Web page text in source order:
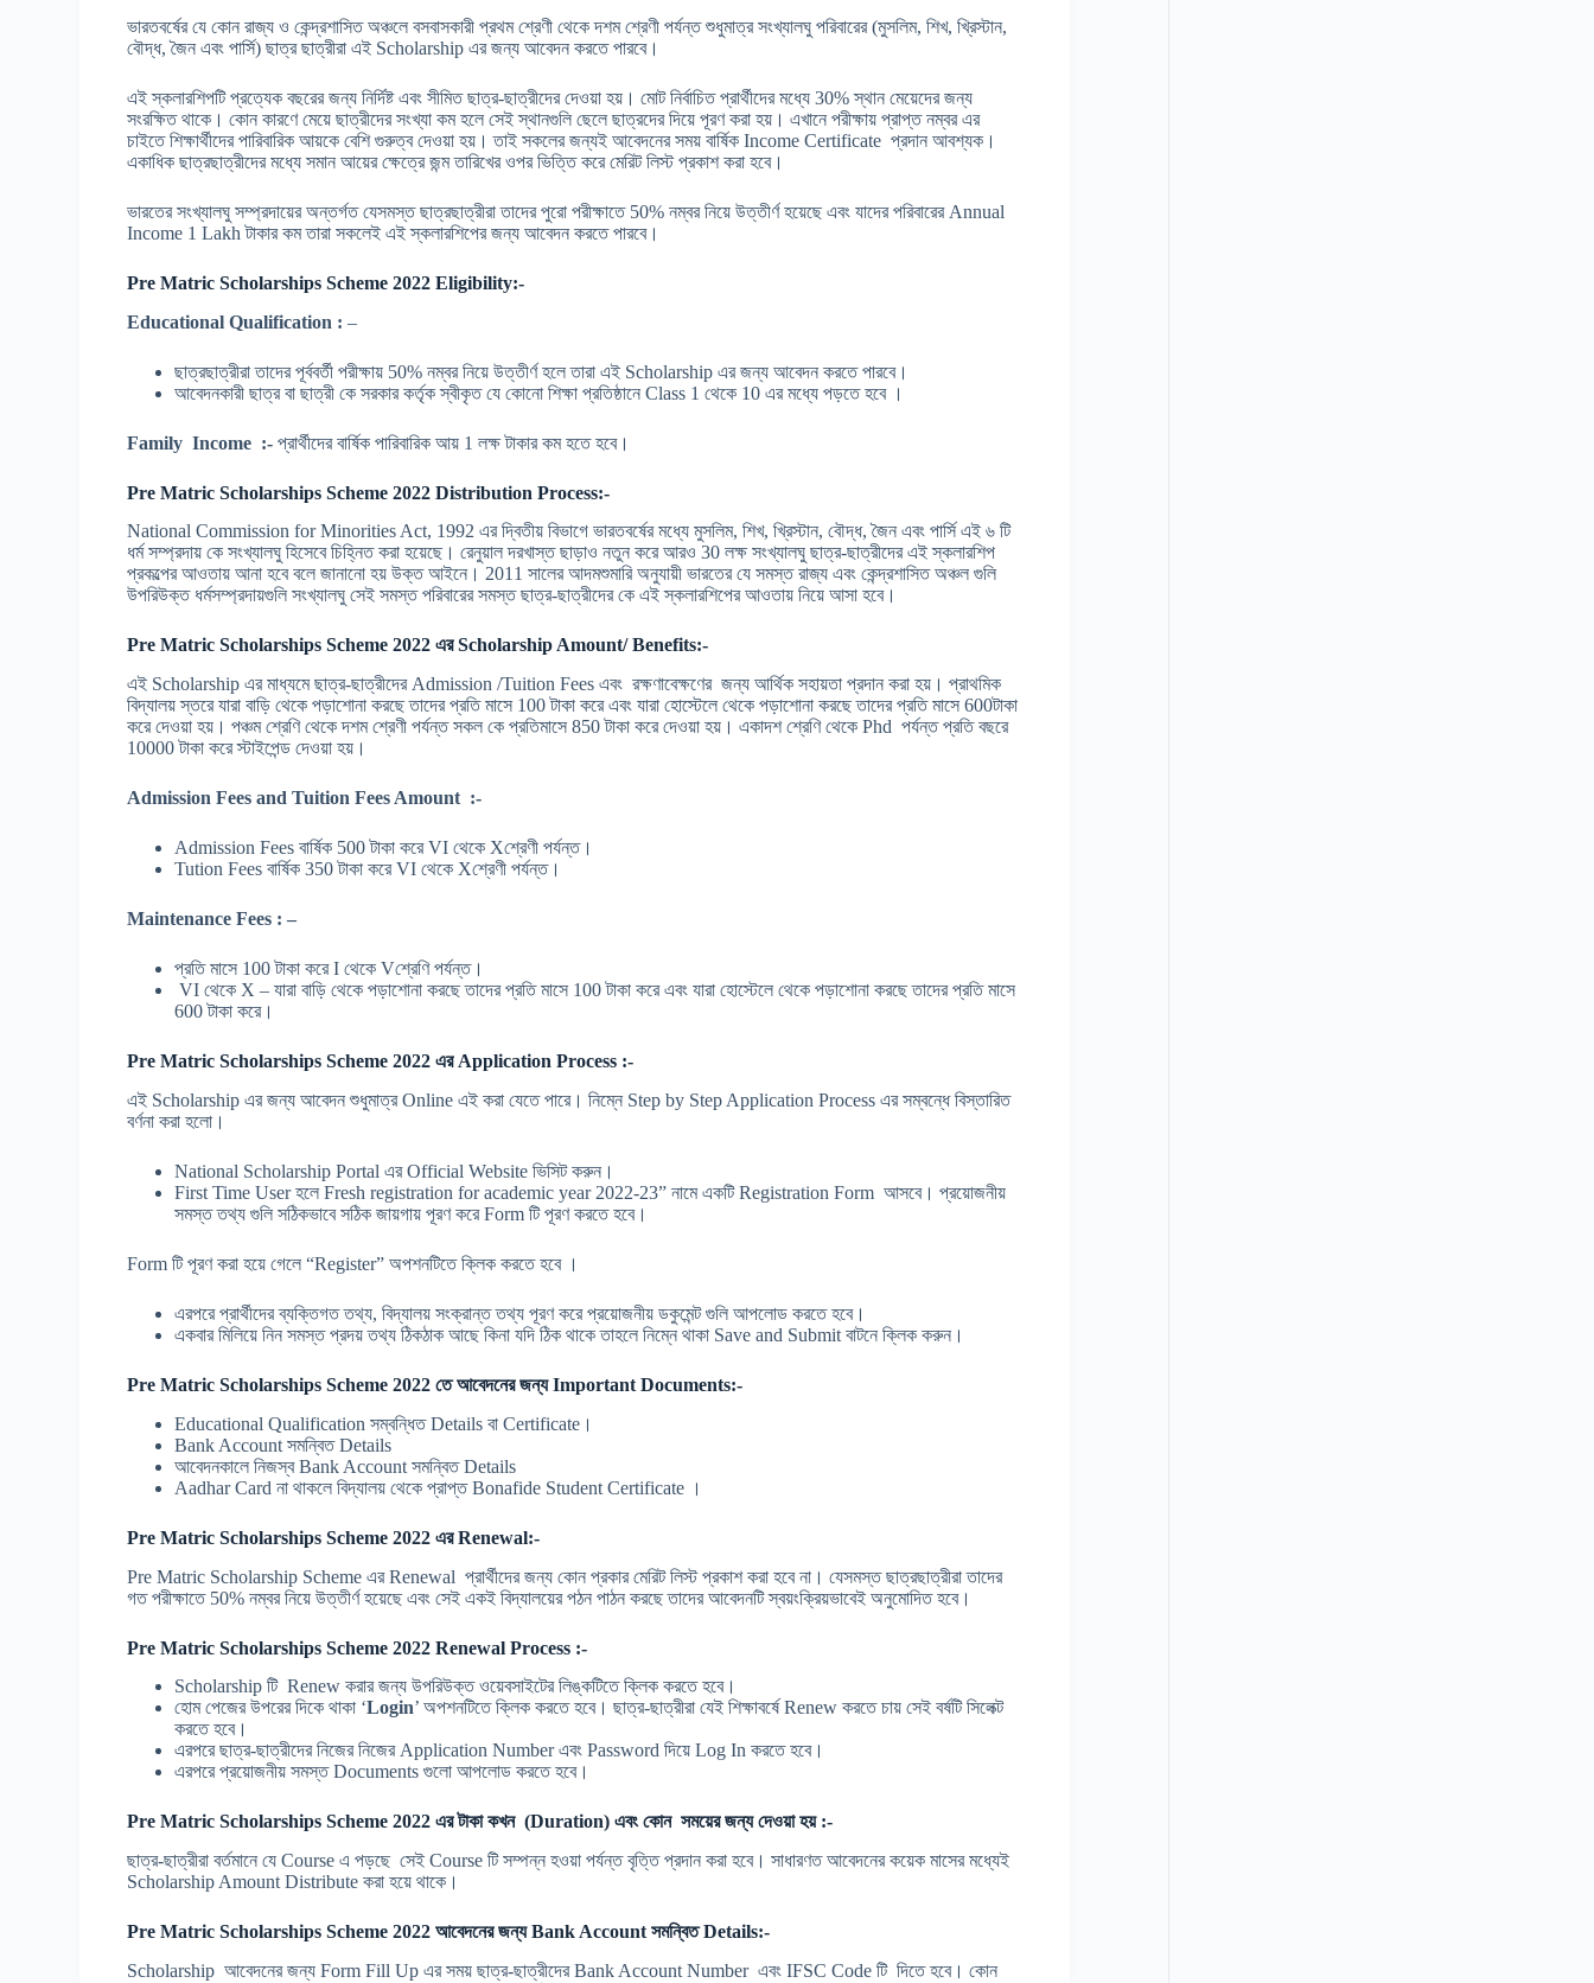
ভারতবর্ষের যে কোন রাজ্য ও কেন্দ্রশাসিত অঞ্চলে বসবাসকারী প্রথম শ্রেণী থেকে দশম শ্রেণী পর্যন্ত শুধুমাত্র সংখ্যালঘু পরিবারের (মুসলিম, শিখ, খ্রিস্টান,
বৌদ্ধ, জৈন এবং পার্সি) ছাত্র ছাত্রীরা এই Scholarship এর জন্য আবেদন করতে পারবে।
এই স্কলারশিপটি প্রত্যেক বছরের জন্য নির্দিষ্ট এবং সীমিত ছাত্র-ছাত্রীদের দেওয়া হয়। মোট নির্বাচিত প্রার্থীদের মধ্যে 30% স্থান মেয়েদের জন্য
সংরক্ষিত থাকে। কোন কারণে মেয়ে ছাত্রীদের সংখ্যা কম হলে সেই স্থানগুলি ছেলে ছাত্রদের দিয়ে পূরণ করা হয়। এখানে পরীক্ষায় প্রাপ্ত নম্বর এর
চাইতে শিক্ষার্থীদের পারিবারিক আয়কে বেশি গুরুত্ব দেওয়া হয়। তাই সকলের জন্যই আবেদনের সময় বার্ষিক Income Certificate প্রদান আবশ্যক।
একাধিক ছাত্রছাত্রীদের মধ্যে সমান আয়ের ক্ষেত্রে জন্ম তারিখের ওপর ভিত্তি করে মেরিট লিস্ট প্রকাশ করা হবে।
ভারতের সংখ্যালঘু সম্প্রদায়ের অন্তর্গত যেসমস্ত ছাত্রছাত্রীরা তাদের পুরো পরীক্ষাতে 50% নম্বর নিয়ে উত্তীর্ণ হয়েছে এবং যাদের পরিবারের Annual
Income 1 Lakh টাকার কম তারা সকলেই এই স্কলারশিপের জন্য আবেদন করতে পারবে।
Pre Matric Scholarships Scheme 2022 Eligibility:-
Educational Qualification :–
ছাত্রছাত্রীরা তাদের পূর্ববর্তী পরীক্ষায় 50% নম্বর নিয়ে উত্তীর্ণ হলে তারা এই Scholarship এর জন্য আবেদন করতে পারবে।
আবেদনকারী ছাত্র বা ছাত্রী কে সরকার কর্তৃক স্বীকৃত যে কোনো শিক্ষা প্রতিষ্ঠানে Class 1 থেকে 10 এর মধ্যে পড়তে হবে ।
Family Income :- প্রার্থীদের বার্ষিক পারিবারিক আয় 1 লক্ষ টাকার কম হতে হবে।
Pre Matric Scholarships Scheme 2022 Distribution Process:-
National Commission for Minorities Act, 1992 এর দ্বিতীয় বিভাগে ভারতবর্ষের মধ্যে মুসলিম, শিখ, খ্রিস্টান, বৌদ্ধ, জৈন এবং পার্সি এই ৬ টি
ধর্ম সম্প্রদায় কে সংখ্যালঘু হিসেবে চিহ্নিত করা হয়েছে। রেনুয়াল দরখাস্ত ছাড়াও নতুন করে আরও 30 লক্ষ সংখ্যালঘু ছাত্র-ছাত্রীদের এই স্কলারশিপ
প্রকল্পের আওতায় আনা হবে বলে জানানো হয় উক্ত আইনে। 2011 সালের আদমশুমারি অনুযায়ী ভারতের যে সমস্ত রাজ্য এবং কেন্দ্রশাসিত অঞ্চল গুলি
উপরিউক্ত ধর্মসম্প্রদায়গুলি সংখ্যালঘু সেই সমস্ত পরিবারের সমস্ত ছাত্র-ছাত্রীদের কে এই স্কলারশিপের আওতায় নিয়ে আসা হবে।
Pre Matric Scholarships Scheme 2022 এর Scholarship Amount/ Benefits:-
এই Scholarship এর মাধ্যমে ছাত্র-ছাত্রীদের Admission /Tuition Fees এবং রক্ষণাবেক্ষণের জন্য আর্থিক সহায়তা প্রদান করা হয়। প্রাথমিক
বিদ্যালয় স্তরে যারা বাড়ি থেকে পড়াশোনা করছে তাদের প্রতি মাসে 100 টাকা করে এবং যারা হোস্টেলে থেকে পড়াশোনা করছে তাদের প্রতি মাসে 600টাকা
করে দেওয়া হয়। পঞ্চম শ্রেণি থেকে দশম শ্রেণী পর্যন্ত সকল কে প্রতিমাসে 850 টাকা করে দেওয়া হয়। একাদশ শ্রেণি থেকে Phd পর্যন্ত প্রতি বছরে
10000 টাকা করে স্টাইপেন্ড দেওয়া হয়।
Admission Fees and Tuition Fees Amount :-
Admission Fees বার্ষিক 500 টাকা করে VI থেকে Xশ্রেণী পর্যন্ত।
Tution Fees বার্ষিক 350 টাকা করে VI থেকে Xশ্রেণী পর্যন্ত।
Maintenance Fees : –
প্রতি মাসে 100 টাকা করে I থেকে Vশ্রেণি পর্যন্ত।
VI থেকে X – যারা বাড়ি থেকে পড়াশোনা করছে তাদের প্রতি মাসে 100 টাকা করে এবং যারা হোস্টেলে থেকে পড়াশোনা করছে তাদের প্রতি মাসে
600 টাকা করে।
Pre Matric Scholarships Scheme 2022 এর Application Process :-
এই Scholarship এর জন্য আবেদন শুধুমাত্র Online এই করা যেতে পারে। নিম্নে Step by Step Application Process এর সম্বন্ধে বিস্তারিত
বর্ণনা করা হলো।
National Scholarship Portal এর Official Website ভিসিট করুন।
First Time User হলে Fresh registration for academic year 2022-23” নামে একটি Registration Form আসবে। প্রয়োজনীয়
সমস্ত তথ্য গুলি সঠিকভাবে সঠিক জায়গায় পূরণ করে Form টি পূরণ করতে হবে।
Form টি পূরণ করা হয়ে গেলে “Register” অপশনটিতে ক্লিক করতে হবে ।
এরপরে প্রার্থীদের ব্যক্তিগত তথ্য, বিদ্যালয় সংক্রান্ত তথ্য পূরণ করে প্রয়োজনীয় ডকুমেন্ট গুলি আপলোড করতে হবে।
একবার মিলিয়ে নিন সমস্ত প্রদয় তথ্য ঠিকঠাক আছে কিনা যদি ঠিক থাকে তাহলে নিম্নে থাকা Save and Submit বাটনে ক্লিক করুন।
Pre Matric Scholarships Scheme 2022 তে আবেদনের জন্য Important Documents:-
Educational Qualification সম্বন্ধিত Details বা Certificate।
Bank Account সমন্বিত Details
আবেদনকালে নিজস্ব Bank Account সমন্বিত Details
Aadhar Card না থাকলে বিদ্যালয় থেকে প্রাপ্ত Bonafide Student Certificate ।
Pre Matric Scholarships Scheme 2022 এর Renewal:-
Pre Matric Scholarship Scheme এর Renewal প্রার্থীদের জন্য কোন প্রকার মেরিট লিস্ট প্রকাশ করা হবে না। যেসমস্ত ছাত্রছাত্রীরা তাদের
গত পরীক্ষাতে 50% নম্বর নিয়ে উত্তীর্ণ হয়েছে এবং সেই একই বিদ্যালয়ের পঠন পাঠন করছে তাদের আবেদনটি স্বয়ংক্রিয়ভাবেই অনুমোদিত হবে।
Pre Matric Scholarships Scheme 2022 Renewal Process :-
Scholarship টি Renew করার জন্য উপরিউক্ত ওয়েবসাইটের লিঙ্কটিতে ক্লিক করতে হবে।
হোম পেজের উপরের দিকে থাকা ‘Login’ অপশনটিতে ক্লিক করতে হবে। ছাত্র-ছাত্রীরা যেই শিক্ষাবর্ষে Renew করতে চায় সেই বর্ষটি সিলেক্ট
করতে হবে।
এরপরে ছাত্র-ছাত্রীদের নিজের নিজের Application Number এবং Password দিয়ে Log In করতে হবে।
এরপরে প্রয়োজনীয় সমস্ত Documents গুলো আপলোড করতে হবে।
Pre Matric Scholarships Scheme 2022 এর টাকা কখন (Duration) এবং কোন সময়ের জন্য দেওয়া হয় :-
ছাত্র-ছাত্রীরা বর্তমানে যে Course এ পড়ছে সেই Course টি সম্পন্ন হওয়া পর্যন্ত বৃত্তি প্রদান করা হবে। সাধারণত আবেদনের কয়েক মাসের মধ্যেই
Scholarship Amount Distribute করা হয়ে থাকে।
Pre Matric Scholarships Scheme 2022 আবেদনের জন্য Bank Account সমন্বিত Details:-
Scholarship আবেদনের জন্য Form Fill Up এর সময় ছাত্র-ছাত্রীদের Bank Account Number এবং IFSC Code টি দিতে হবে। কোন